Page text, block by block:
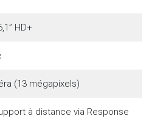
HD+
(13 mégapixels)
à distance via Response